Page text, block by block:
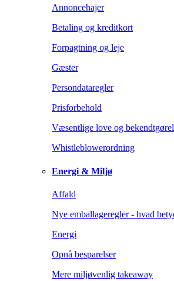
Annoncehajer
Betaling og kreditkort
Forpagtning og leje
Gæster
Persondataregler
Prisforbehold
Væsentlige love og
Whistleblowerordning
Energi & Miljø
Affald
Nye emballageregler - hvad
Energi
Opnå besparelser
Mere miljøvenlig takeaway